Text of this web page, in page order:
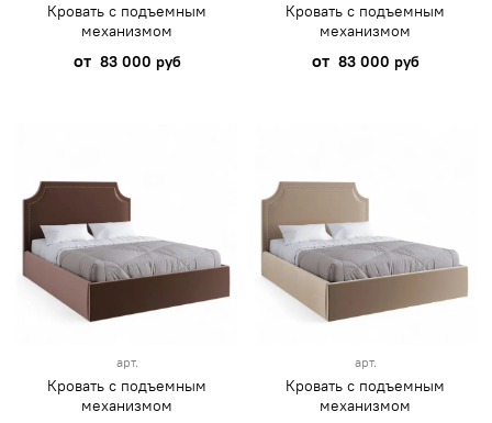
Кровать с подъемным
механизмом
от 83 000 руб
Кровать с подъемным
механизмом
от 83 000 руб
арт.
Кровать с подъемным
механизмом
арт.
Кровать с подъемным
механизмом